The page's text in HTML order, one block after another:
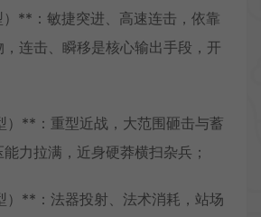
**：敏捷突进、高速连击，依靠
连击、瞬移是核心输出手段，开
）**：重型近战，大范围砸击与蓄
力拉满，近身硬莽横扫杂兵；
）**：法器投射、法术消耗，站场